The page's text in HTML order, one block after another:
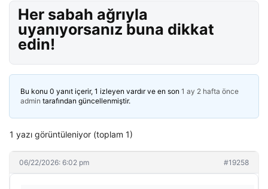
Her sabah ağrıyla
uyanıyorsanız buna dikkat
edin!
Bu konu 0 yanıt içerir, 1 izleyen vardır ve en son 1 ay 2 hafta önce
admin tarafından güncellenmiştir.
1 yazı görüntüleniyor (toplam 1)
06/22/2026: 6:02 pm #19258